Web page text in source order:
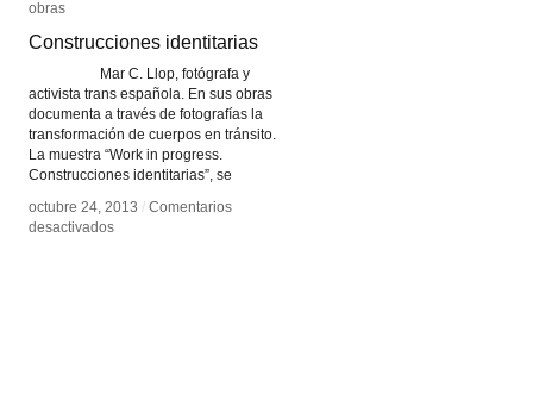
obras
Construcciones identitarias
Mar C. Llop, fotógrafa y
activista trans española. En sus obras
documenta a través de fotografías la
transformación de cuerpos en tránsito.
La muestra “Work in progress.
Construcciones identitarias”, se
octubre 24, 2013 / Comentarios
desactivadosen
obras
Construcciones identitarias
octubre 24, 2013 / Comentarios
desactivadosen